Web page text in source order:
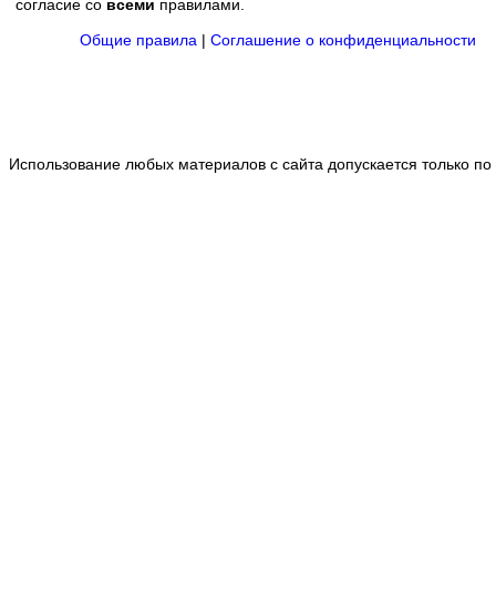
согласие со всеми правилами.
Общие правила | Соглашение о конфиденциальности
Использование любых материалов с сайта допускается только